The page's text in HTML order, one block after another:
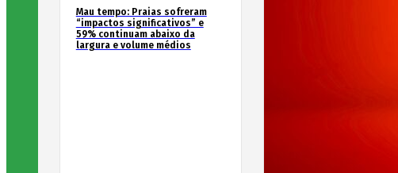
Mau tempo: Praias sofreram
“impactos significativos” e
59% continuam abaixo da
largura e volume médios